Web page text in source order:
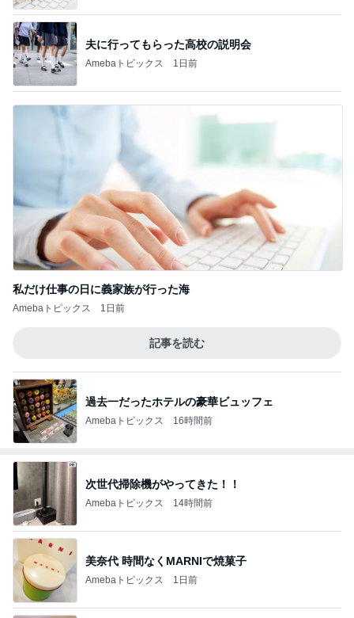
夫に行ってもらった高校の説明会
Amebaトピックス 1日前
私だけ仕事の日に義家族が行った海
Amebaトピックス 1日前
記事を読む
過去一だったホテルの豪華ビュッフェ
Amebaトピックス 16時間前
次世代掃除機がやってきた！！
Amebaトピックス 14時間前
美奈代 時間なくMARNIで焼菓子
Amebaトピックス 1日前